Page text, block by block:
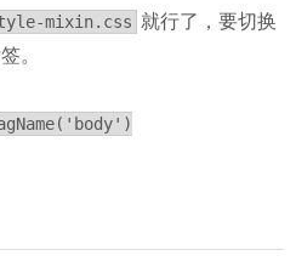
mixin.css 就行了，要切换
。